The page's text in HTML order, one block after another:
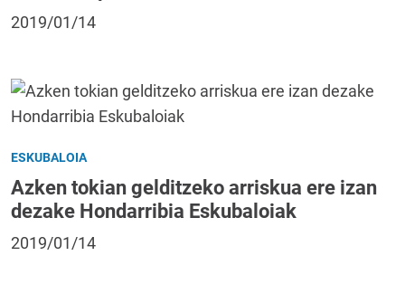
2019/01/14
ESKUBALOIA
Azken tokian gelditzeko arriskua ere izan
dezake Hondarribia Eskubaloiak
2019/01/14